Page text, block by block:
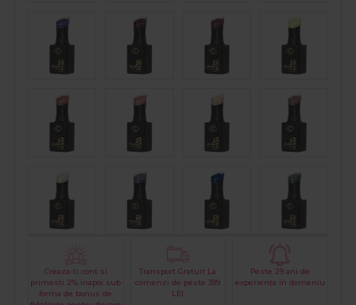
Creaza-ti cont si
primesti 2% inapoi sub
forma de bonus de
Transport Gratuit La
comenzi de peste 399
LEI
Peste 29 ani de
experienta in domeniu